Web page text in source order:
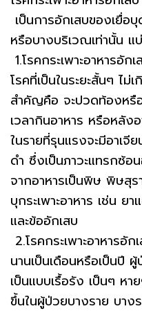
เป็นการอักเสบของเยื่อ
หรือบางบริเวณเท่านั้น แ
1.โรคกระเพาะอาหารอั
โรคที่เป็นในระยะสั้นๆ ไ
สำคัญคือ จะปวดท้องหรื
เวลากินอาหาร หรือหลัง
ในรายที่รุนแรงจะมีอาเจี
ดำ ซึ่งเป็นภาวะแทรกซ้
จากอาหารเป็นพิษ พิษสุร
บุกระเพาะอาหาร เช่น ย
และข้ออักเสบ
2.โรคกระเพาะอาหารอั
นานเป็นเดือนหรือเป็นปี
เป็นแบบเรื้อรัง เป็นๆ หา
ขึ้นในผู้ป่วยบางราย บาง